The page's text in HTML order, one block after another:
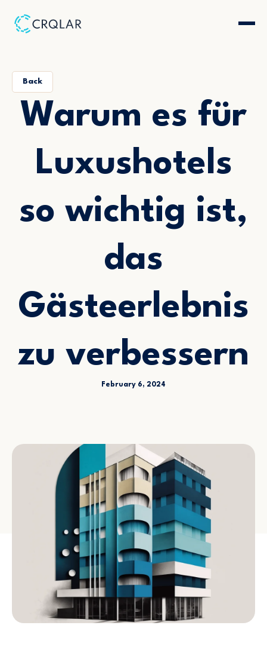
Back
Warum es für
Luxushotels
so wichtig ist,
das
Gästeerlebnis
zu verbessern
February 6, 2024